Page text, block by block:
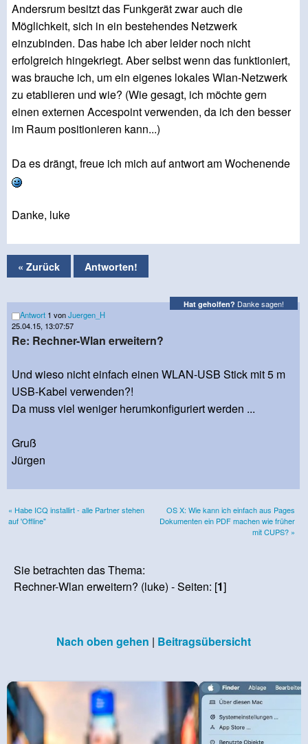
Andersrum besitzt das Funkgerät zwar auch die
Möglichkeit, sich in ein bestehendes Netzwerk
einzubinden. Das habe ich aber leider noch nicht
erfolgreich hingekriegt. Aber selbst wenn das funktioniert,
was brauche ich, um ein eigenes lokales Wlan-Netzwerk
zu etablieren und wie? (Wie gesagt, ich möchte gern
einen externen Accespoint verwenden, da ich den besser
im Raum positionieren kann...)
Da es drängt, freue ich mich auf antwort am Wochenende
Danke, luke
« Zurück Antworten!
Hat geholfen? Danke sagen!
Antwort 1 vonJuergen_H
25.04.15, 13:07:57
Re: Rechner-Wlan erweitern?
Und wieso nicht einfach einen WLAN-USB Stick mit 5 m
USB-Kabel verwenden?!
Da muss viel weniger herumkonfiguriert werden ...
Gruß
Jürgen
« Habe ICQ installirt - alle Partner stehen
auf 'Offline"
OS X: Wie kann ich einfach aus Pages
Dokumenten ein PDF machen wie früher
mit CUPS? »
Sie betrachten das Thema:
Rechner-Wlan erweitern? (luke) - Seiten: [1]
Nach oben gehen | Beitragsübersicht